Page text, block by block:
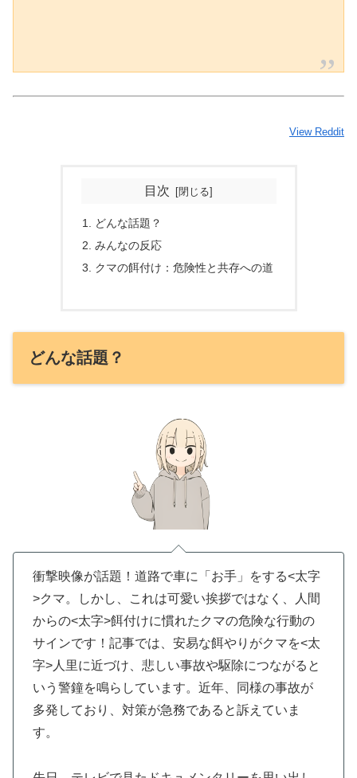
View Reddit
目次
どんな話題？
みんなの反応
クマの餌付け：危険性と共存への道
どんな話題？
衝撃映像が話題！道路で車に「お手」をする<太字
>クマ。しかし、これは可愛い挨拶ではなく、人間
からの<太字>餌付けに慣れたクマの危険な行動の
サインです！記事では、安易な餌やりがクマを<太
字>人里に近づけ、悲しい事故や駆除につながると
いう警鐘を鳴らしています。近年、同様の事故が
多発しており、対策が急務であると訴えていま
す。